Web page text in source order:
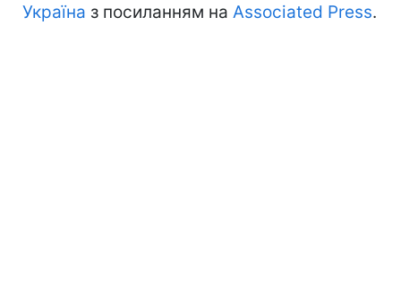
Україна з посиланням на Associated Press.